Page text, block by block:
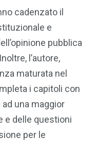
cadenzato il
e
pubblica
l’autore,
maturata nel
i capitoli con
una maggior
e delle questioni
per le